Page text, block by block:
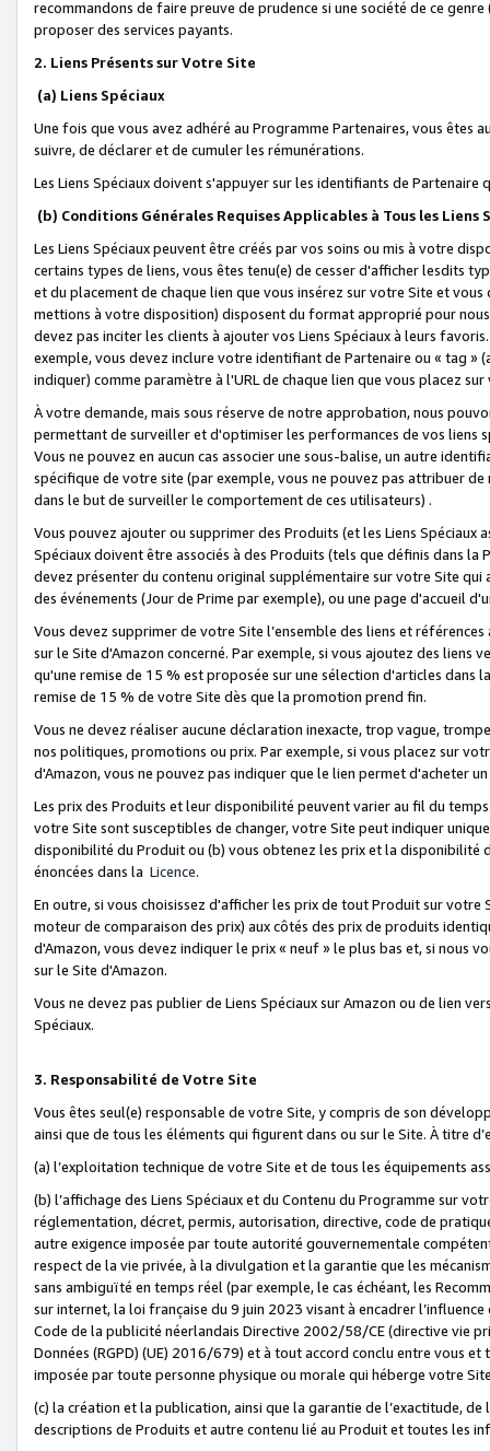
recommandons de faire preuve de prudence si une société de ce
proposer des services payants.
2. Liens Présents sur Votre Site
(a) Liens Spéciaux
Une fois que vous avez adhéré au Programme Partenaires, vous êtes
suivre, de déclarer et de cumuler les rémunérations.
Les Liens Spéciaux doivent s'appuyer sur les identifiants de Partenaire
(b) Conditions Générales Requises Applicables à Tous les Liens
Les Liens Spéciaux peuvent être créés par vos soins ou mis à votre
certains types de liens, vous êtes tenu(e) de cesser d'afficher lesdits
et du placement de chaque lien que vous insérez sur votre Site et
mettions à votre disposition) disposent du format approprié pour
devez pas inciter les clients à ajouter vos Liens Spéciaux à leurs
exemple, vous devez inclure votre identifiant de Partenaire ou « tag
indiquer) comme paramètre à l'URL de chaque lien que vous placez
À votre demande, mais sous réserve de notre approbation, nous
permettant de surveiller et d'optimiser les performances de vos liens
Vous ne pouvez en aucun cas associer une sous-balise, un autre
spécifique de votre site (par exemple, vous ne pouvez pas attribuer
dans le but de surveiller le comportement de ces utilisateurs) .
Vous pouvez ajouter ou supprimer des Produits (et les Liens
Spéciaux doivent être associés à des Produits (tels que définis dans
devez présenter du contenu original supplémentaire sur votre Site qui
des événements (Jour de Prime par exemple), ou une page d'accueil
Vous devez supprimer de votre Site l’ensemble des liens et
sur le Site d'Amazon concerné. Par exemple, si vous ajoutez des
qu'une remise de 15 % est proposée sur une sélection d'articles
remise de 15 % de votre Site dès que la promotion prend fin.
Vous ne devez réaliser aucune déclaration inexacte, trop vague,
nos politiques, promotions ou prix. Par exemple, si vous placez sur
d'Amazon, vous ne pouvez pas indiquer que le lien permet d'acheter
Les prix des Produits et leur disponibilité peuvent varier au fil du
votre Site sont susceptibles de changer, votre Site peut indiquer
disponibilité du Produit ou (b) vous obtenez les prix et la disponibilité
énoncées dans la Licence.
En outre, si vous choisissez d'afficher les prix de tout Produit sur
moteur de comparaison des prix) aux côtés des prix de produits
d'Amazon, vous devez indiquer le prix « neuf » le plus bas et, si nous
sur le Site d'Amazon.
Vous ne devez pas publier de Liens Spéciaux sur Amazon ou de lien
Spéciaux.
3. Responsabilité de Votre Site
Vous êtes seul(e) responsable de votre Site, y compris de son
ainsi que de tous les éléments qui figurent dans ou sur le Site. À titre
(a) l’exploitation technique de votre Site et de tous les équipements
(b) l’affichage des Liens Spéciaux et du Contenu du Programme sur
réglementation, décret, permis, autorisation, directive, code de
autre exigence imposée par toute autorité gouvernementale
respect de la vie privée, à la divulgation et la garantie que les
sans ambiguïté en temps réel (par exemple, le cas échéant, les
sur internet, la loi française du 9 juin 2023 visant à encadrer
Code de la publicité néerlandais Directive 2002/58/CE (directive vie
Données (RGPD) (UE) 2016/679) et à tout accord conclu entre vous
imposée par toute personne physique ou morale qui héberge votre
(c) la création et la publication, ainsi que la garantie de l’exactitude,
descriptions de Produits et autre contenu lié au Produit et toutes les